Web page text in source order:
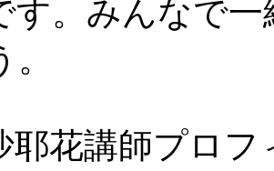
す。みんなで
耶花講師プロフ